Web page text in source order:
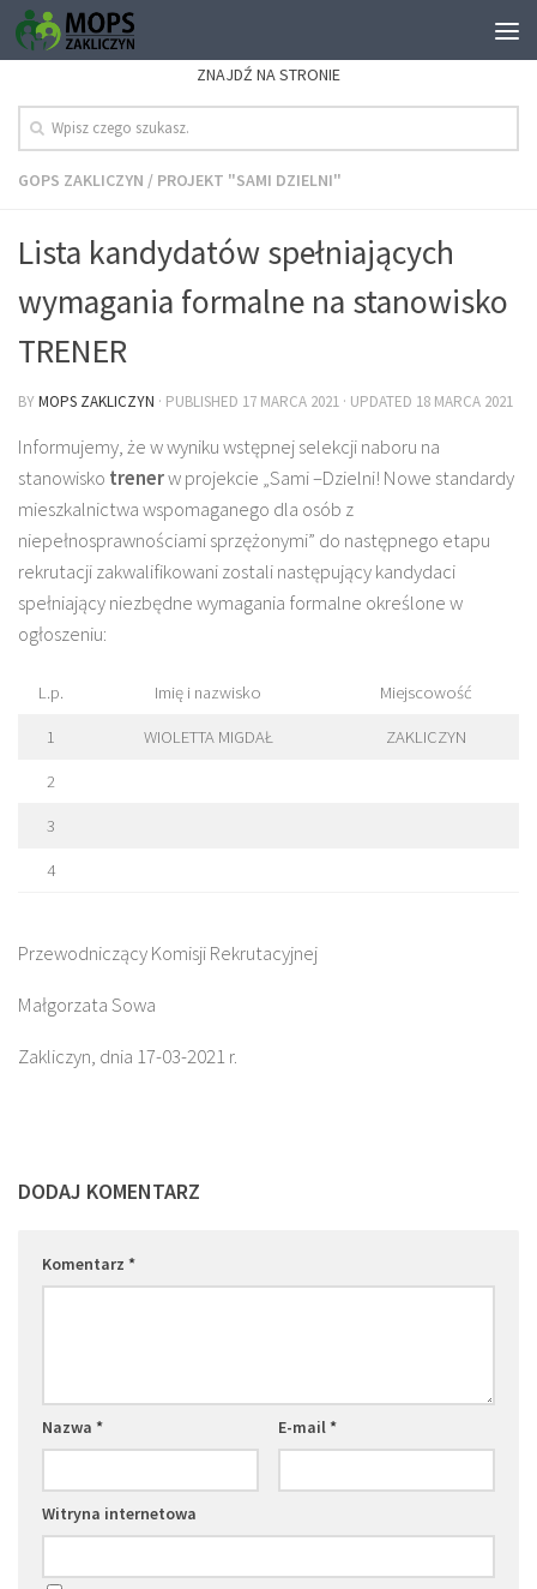
ZNAJDŹ NA STRONIE
GOPS ZAKLICZYN / PROJEKT "SAMI DZIELNI"
Lista kandydatów spełniających
wymagania formalne na stanowisko
TRENER
BYMOPS ZAKLICZYN · PUBLISHED 17 MARCA 2021 · UPDATED 18 MARCA 2021
Informujemy, że w wyniku wstępnej selekcji naboru na
stanowisko trenerw projekcie „Sami –Dzielni! Nowe standardy
mieszkalnictwa wspomaganego dla osób z
niepełnosprawnościami sprzężonymi” do następnego etapu
rekrutacji zakwalifikowani zostali następujący kandydaci
spełniający niezbędne wymagania formalne określone w
ogłoszeniu:
L.p. Imię i nazwisko Miejscowość
1 WIOLETTA MIGDAŁ ZAKLICZYN
2
3
4
Przewodniczący Komisji Rekrutacyjnej
Małgorzata Sowa
Zakliczyn, dnia 17-03-2021 r.
DODAJ KOMENTARZ
Komentarz *
Nazwa * E-mail *
Witryna internetowa